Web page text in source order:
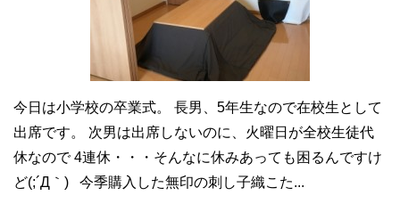
今日は小学校の卒業式。 長男、5年生なので在校生として
出席です。 次男は出席しないのに、火曜日が全校生徒代
休なので 4連休・・・そんなに休みあっても困るんですけ
ど(;´Д｀) 今季購入した無印の刺し子織こた...